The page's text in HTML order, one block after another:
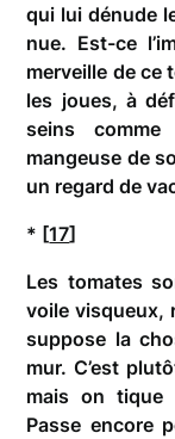
qui lui dénude
nue. Est-ce
merveille de ce
les joues, à
seins
mangeuse de
un regard de
* [17]
Les tomates
voile visqueux,
suppose la
mur. C’est
mais on tique
Passe encore